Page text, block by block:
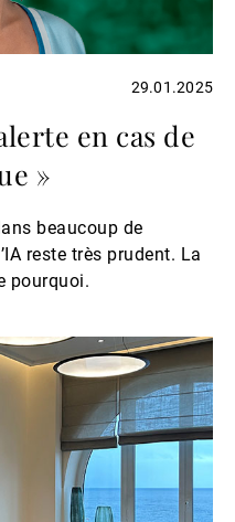
29.01.2025
en cas de
»
beaucoup de
reste très prudent. La
pourquoi.